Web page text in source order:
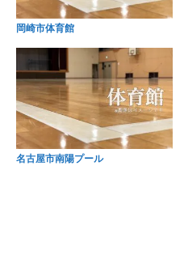
岡崎市体育館
名古屋市南陽プール